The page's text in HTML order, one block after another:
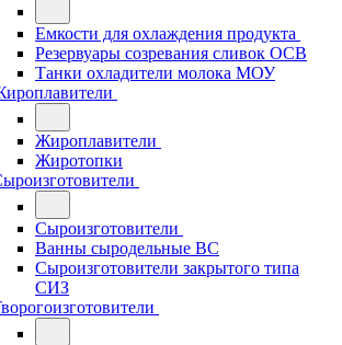
Емкости для охлаждения продукта
Резервуары созревания сливок ОСВ
Танки охладители молока МОУ
Жироплавители
Жиротопки
Сыроизготовители
Ванны сыродельные ВС
Сыроизготовители закрытого типа
СИЗ